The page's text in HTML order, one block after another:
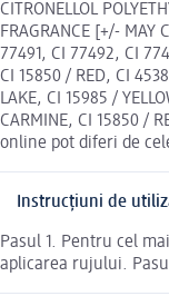
CITRONELLOL
FRAGRANCE [+/- MAY
77491, CI 77492, CI
CI 15850 / RED, CI
LAKE, CI 15985 /
CARMINE, CI 15850 /
online pot diferi de
Instrucțiuni de
Pasul 1. Pentru cel
aplicarea rujului.